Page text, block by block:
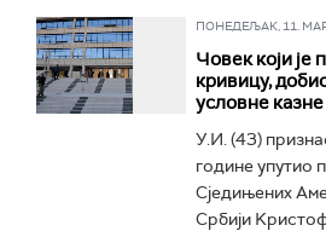
ПОНЕДЕЉАК, 11. МАР
Човек који је
кривицу,
условне казне
У.И. (43)
године упутио
Сједињених
Србији